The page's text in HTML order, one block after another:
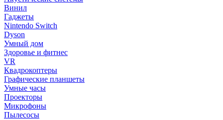
Винил
Гаджеты
Nintendo Switch
Dyson
Умный дом
Здоровье и фитнес
VR
Квадрокоптеры
Графические планшеты
Умные часы
Проекторы
Микрофоны
Пылесосы